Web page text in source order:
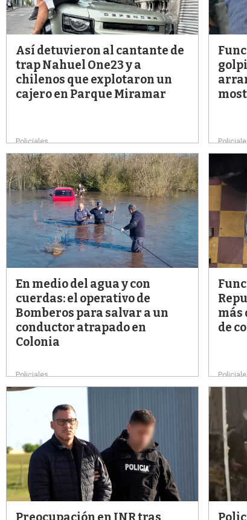
Así detuvieron al cantante de
trap Nahuel One23 y a
chilenos que explotaron un
cajero en Parque Miramar
Policiales
En medio del agua y con
cuerdas: el operativo de
Bomberos para salvar a un
conductor atrapado en
Colonia
Policiales
más
de